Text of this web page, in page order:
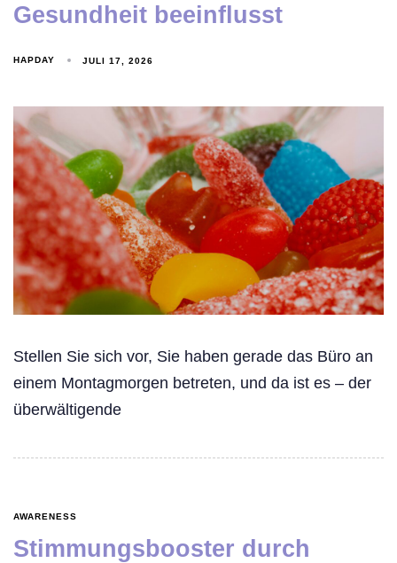
Gesundheit beeinflusst
HAPDAY JULI 17, 2026
Stellen Sie sich vor, Sie haben gerade das Büro an
einem Montagmorgen betreten, und da ist es – der
überwältigende
AWARENESS
Stimmungsbooster durch